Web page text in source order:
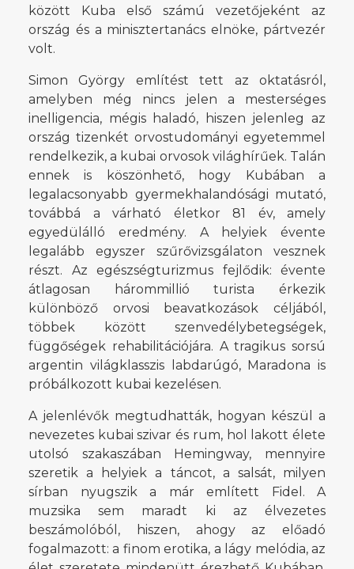
között Kuba első számú vezetőjeként az
ország és a minisztertanács elnöke, pártvezér
volt.
Simon György említést tett az oktatásról,
amelyben még nincs jelen a mesterséges
inelligencia, mégis haladó, hiszen jelenleg az
ország tizenkét orvostudományi egyetemmel
rendelkezik, a kubai orvosok világhírűek. Talán
ennek is köszönhető, hogy Kubában a
legalacsonyabb gyermekhalandósági mutató,
továbbá a várható életkor 81 év, amely
egyedülálló eredmény. A helyiek évente
legalább egyszer szűrővizsgálaton vesznek
részt. Az egészségturizmus fejlődik: évente
átlagosan hárommillió turista érkezik
különböző orvosi beavatkozások céljából,
többek között szenvedélybetegségek,
függőségek rehabilitációjára. A tragikus sorsú
argentin világklasszis labdarúgó, Maradona is
próbálkozott kubai kezelésen.
A jelenlévők megtudhatták, hogyan készül a
nevezetes kubai szivar és rum, hol lakott élete
utolsó szakaszában Hemingway, mennyire
szeretik a helyiek a táncot, a salsát, milyen
sírban nyugszik a már említett Fidel. A
muzsika sem maradt ki az élvezetes
beszámolóból, hiszen, ahogy az előadó
fogalmazott: a finom erotika, a lágy melódia, az